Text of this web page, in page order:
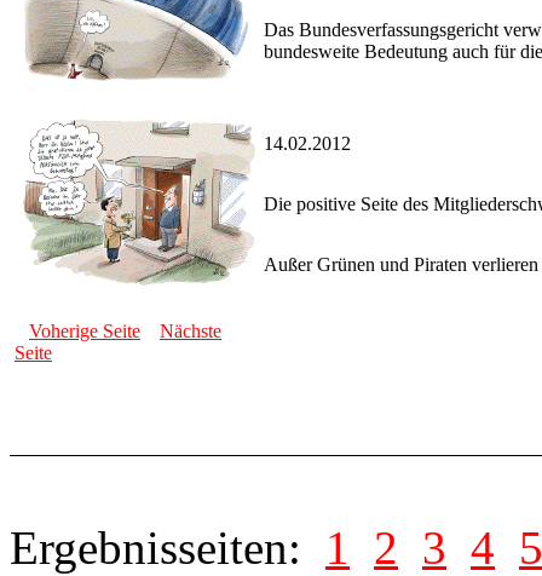
Das Bundesverfassungsgericht
bundesweite Bedeutung auch für
14.02.2012
Die positive Seite des
Außer Grünen und Piraten
Voherige Seite
Nächste
Seite
Ergebnisseiten: 1 2 3 4 5